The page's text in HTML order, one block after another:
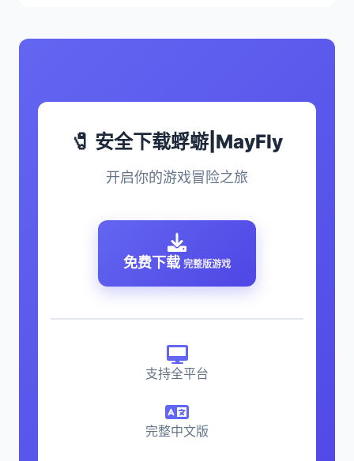
🧷 安全下载蜉蝣|MayFly
开启你的游戏冒险之旅
免费下载 完整版游戏
支持全平台
完整中文版